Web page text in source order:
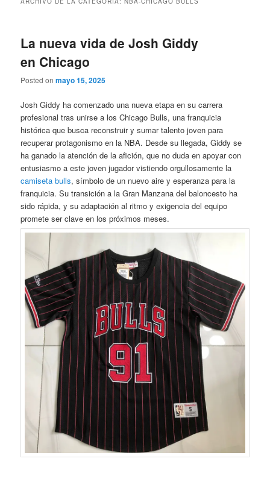
La nueva vida de Josh Giddy
en Chicago
Posted onmayo 15, 2025
Josh Giddy ha comenzado una nueva etapa en su carrera
profesional tras unirse a los Chicago Bulls, una franquicia
histórica que busca reconstruir y sumar talento joven para
recuperar protagonismo en la NBA. Desde su llegada, Giddy se
ha ganado la atención de la afición, que no duda en apoyar con
entusiasmo a este joven jugador vistiendo orgullosamente la
camiseta bulls, símbolo de un nuevo aire y esperanza para la
franquicia. Su transición a la Gran Manzana del baloncesto ha
sido rápida, y su adaptación al ritmo y exigencia del equipo
promete ser clave en los próximos meses.